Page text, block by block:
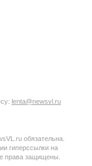
lenta@newsvl.ru
обязательна.
гиперссылки на
права защищены.